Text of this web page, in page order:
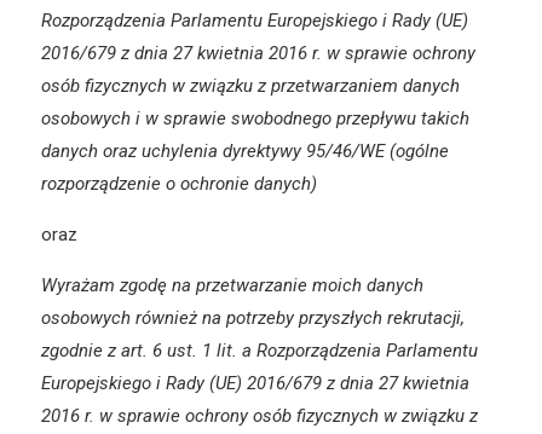
Rozporządzenia Parlamentu Europejskiego i Rady (UE)
2016/679 z dnia 27 kwietnia 2016 r. w sprawie ochrony
osób fizycznych w związku z przetwarzaniem danych
osobowych i w sprawie swobodnego przepływu takich
danych oraz uchylenia dyrektywy 95/46/WE (ogólne
rozporządzenie o ochronie danych)
oraz
Wyrażam zgodę na przetwarzanie moich danych
osobowych również na potrzeby przyszłych rekrutacji,
zgodnie z art. 6 ust. 1 lit. a Rozporządzenia Parlamentu
Europejskiego i Rady (UE) 2016/679 z dnia 27 kwietnia
2016 r. w sprawie ochrony osób fizycznych w związku z